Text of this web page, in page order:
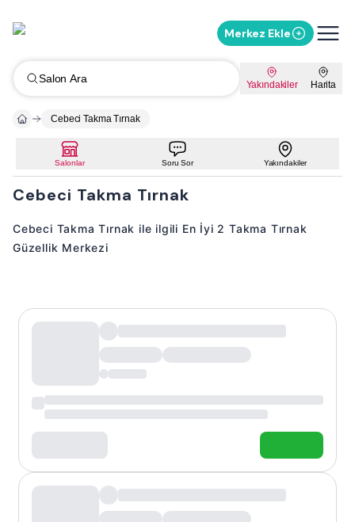
Merkez Ekle
Salon Ara Yakındakiler Harita
Cebeci Takma Tırnak
Salonlar Soru Sor Yakındakiler
Cebeci Takma Tırnak
Cebeci Takma Tırnak ile ilgili En İyi 2 Takma Tırnak
Güzellik Merkezi